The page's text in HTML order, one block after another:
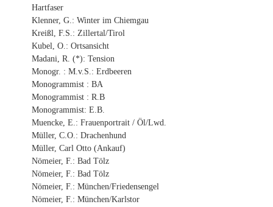
Hartfaser
Klenner, G.: Winter im Chiemgau
Kreißl, F.S.: Zillertal/Tirol
Kubel, O.: Ortsansicht
Madani, R. (*): Tension
Monogr. : M.v.S.: Erdbeeren
Monogrammist : BA
Monogrammist : R.B
Monogrammist: E.B.
Muencke, E.: Frauenportrait / Öl/Lwd.
Müller, C.O.: Drachenhund
Müller, Carl Otto (Ankauf)
Nömeier, F.: Bad Tölz
Nömeier, F.: Bad Tölz
Nömeier, F.: München/Friedensengel
Nömeier, F.: München/Karlstor